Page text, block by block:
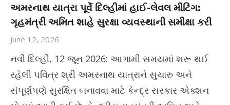
અમરનાથ યાત્રા પૂર્વે દિલ્હીમાં હાઈ-લેવલ મીટિંગ:
ગૃહમંત્રી અમિત શાહે સુરક્ષા વ્યવસ્થાની સમીક્ષા કરી
June 12, 2026
નવી દિલ્હી, 12 જૂન 2026: આગામી સમયમાં શરૂ થઈ
રહેલી પવિત્ર શ્રી અમરનાથ યાત્રાને સુચારુ અને
સંપૂર્ણપણે સુરક્ષિત બનાવવા માટે કેન્દ્ર સરકાર એક્શન